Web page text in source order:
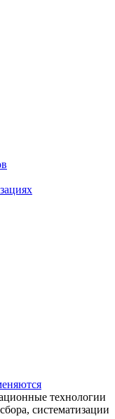
технологии
систематизации